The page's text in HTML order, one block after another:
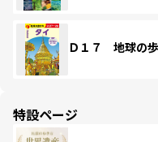
Ｄ１７ 地球の
特設ページ